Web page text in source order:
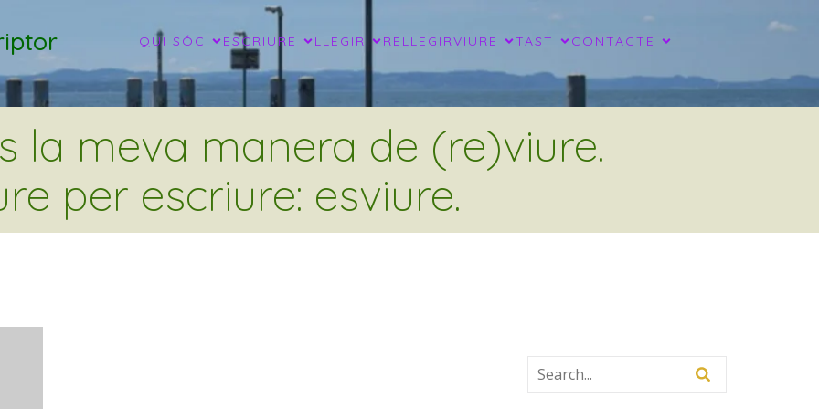
QUI SÓC ESCRIURE LLEGIR RELLEGIRVIURE TAST CONTACTE
la meva manera de (re)viure.
per escriure: esviure.